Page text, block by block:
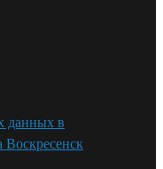
данных в
Воскресенск